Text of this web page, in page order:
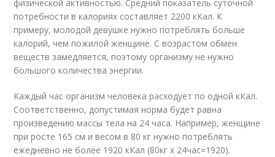
физической активностью. Средний показатель суточной
потребности в калориях составляет 2200 кКал. К
примеру, молодой девушке нужно потреблять больше
калорий, чем пожилой женщине. С возрастом обмен
веществ замедляется, поэтому организму не нужно
большого количества энергии.
Каждый час организм человека расходует по одной кКал.
Соответственно, допустимая норма будет равна
произведению массы тела на 24 часа. Например, женщине
при росте 165 см и весом в 80 кг нужно потреблять
ежедневно не более 1920 кКал (80кг х 24час=1920).